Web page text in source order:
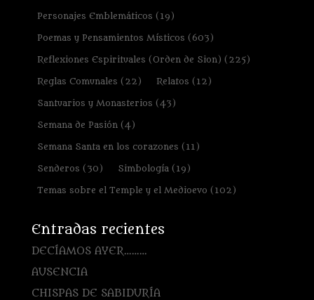
Personajes Emblemáticos (19)
Poemas y Pensamientos Místicos (603)
Reflexiones Espirituales (Orden de Sion) (225)
Reglas Comunales (22) Relatos (12)
Santuarios y Monasterios (43)
Semana de Pasión(4)
Semana Santa en los corazones (11)
Senderos (30) Simbología(19)
Temas sobre el Temple y el Medioevo (102)
Entradas recientes
DECÍAMOS AYER………
AUSENCIA
CHISPAS DE SABIDURÍA